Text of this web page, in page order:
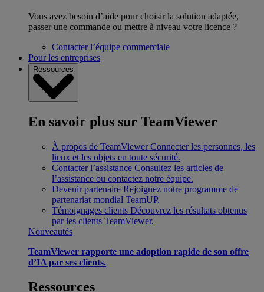
Vous avez besoin d’aide pour choisir la solution adaptée,
passer une commande ou mettre à niveau votre licence ?
Contacter l’équipe commerciale
Pour les entreprises
Ressources
En savoir plus sur TeamViewer
À propos de TeamViewer Connecter les personnes, les
lieux et les objets en toute sécurité.
Contacter l’assistance Consultez les articles de
l’assistance ou contactez notre équipe.
Devenir partenaire Rejoignez notre programme de
partenariat mondial TeamUP.
Témoignages clients Découvrez les résultats obtenus
par les clients TeamViewer.
Nouveautés
TeamViewer rapporte une adoption rapide de son offre
d’IA par ses clients.
Ressources